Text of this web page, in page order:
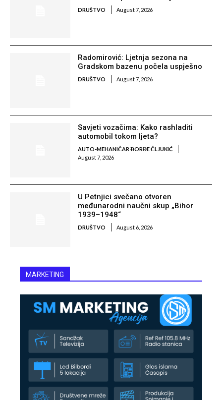
DRUŠTVO August 7, 2026
Radomirović: Ljetnja sezona na
Gradskom bazenu počela uspješno
DRUŠTVO August 7, 2026
Savjeti vozačima: Kako rashladiti
automobil tokom ljeta?
AUTO-MEHANIČAR ĐORĐE ČLJUKIĆ
August 7, 2026
U Petnjici svečano otvoren
međunarodni naučni skup „Bihor
1939–1948“
DRUŠTVO August 6, 2026
MARKETING